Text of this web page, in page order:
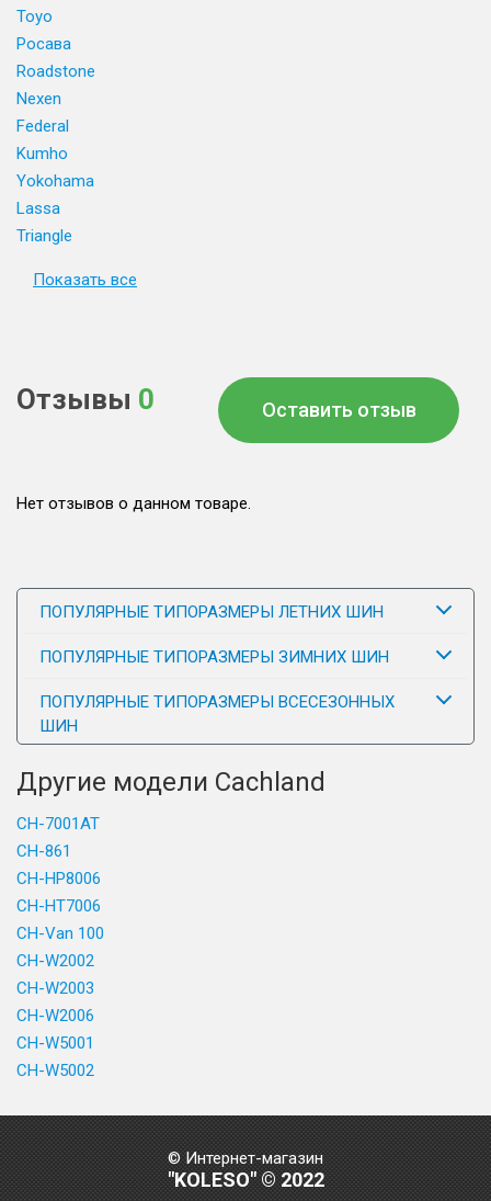
Toyo
Росава
Roadstone
Nexen
Federal
Kumho
Yokohama
Lassa
Triangle
Показать все
Отзывы 0 Оставить отзыв
Нет отзывов о данном товаре.
ПОПУЛЯРНЫЕ ТИПОРАЗМЕРЫ ЛЕТНИХ ШИН
ПОПУЛЯРНЫЕ ТИПОРАЗМЕРЫ ЗИМНИХ ШИН
ПОПУЛЯРНЫЕ ТИПОРАЗМЕРЫ ВСЕСЕЗОННЫХ
ШИН
Другие модели Cachland
CH-7001AT
CH-861
CH-HP8006
CH-HT7006
CH-Van 100
CH-W2002
CH-W2003
CH-W2006
CH-W5001
CH-W5002
© Интернет-магазин
"KOLESO" © 2022